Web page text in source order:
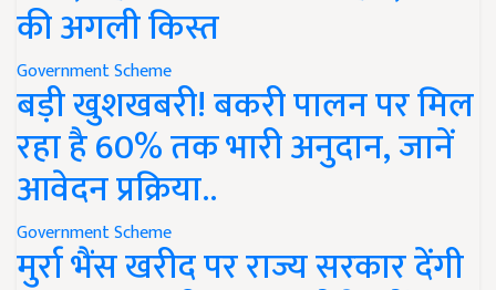
की अगली किस्त
Government Scheme
बड़ी खुशखबरी! बकरी पालन पर मिल
रहा है 60% तक भारी अनुदान, जानें
आवेदन प्रक्रिया..
Government Scheme
मुर्रा भैंस खरीद पर राज्य सरकार देंगी